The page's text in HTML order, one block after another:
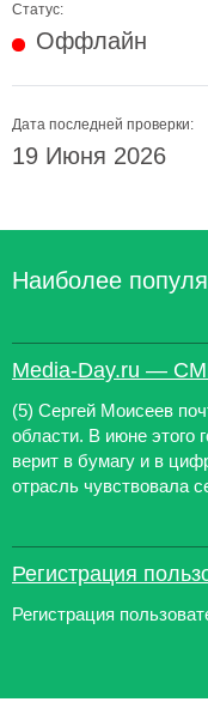
Статус:
Оффлайн
Дата последней проверки:
19 Июня 2026
Наиболее
Media-Day.ru —
(5) Сергей Моисеев
области. В июне этого
верит в бумагу и в
отрасль чувствовала
Регистрация
Регистрация